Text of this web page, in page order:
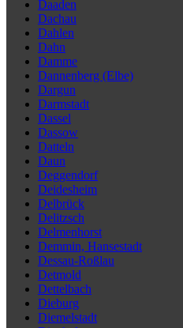
Daaden
Dachau
Dahlen
Dahn
Damme
Dannenberg (Elbe)
Dargun
Darmstadt
Dassel
Dassow
Datteln
Daun
Deggendorf
Deidesheim
Delbrück
Delitzsch
Delmenhorst
Demmin, Hansestadt
Dessau-Roßlau
Detmold
Dettelbach
Dieburg
Diemelstadt